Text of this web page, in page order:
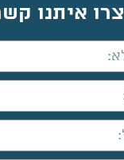
צרו איתנו